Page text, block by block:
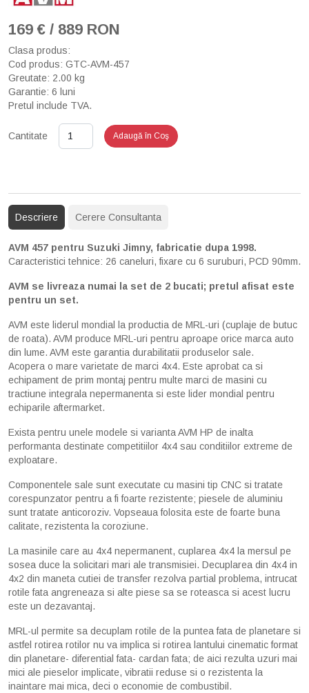
169 € / 889 RON
Clasa produs:
Cod produs: GTC-AVM-457
Greutate: 2.00 kg
Garantie: 6 luni
Pretul include TVA.
Cantitate Adaugă în Coş
Descriere Cerere Consultanta
AVM 457 pentru Suzuki Jimny, fabricatie dupa 1998.
Caracteristici tehnice: 26 caneluri, fixare cu 6 suruburi, PCD 90mm.
AVM se livreaza numai la set de 2 bucati; pretul afisat este
pentru un set.
AVM este liderul mondial la productia de MRL-uri (cuplaje de butuc
de roata). AVM produce MRL-uri pentru aproape orice marca auto
din lume. AVM este garantia durabilitatii produselor sale.
Acopera o mare varietate de marci 4x4. Este aprobat ca si
echipament de prim montaj pentru multe marci de masini cu
tractiune integrala nepermanenta si este lider mondial pentru
echiparile aftermarket.
Exista pentru unele modele si varianta AVM HP de inalta
performanta destinate competitiilor 4x4 sau conditiilor extreme de
exploatare.
Componentele sale sunt executate cu masini tip CNC si tratate
corespunzator pentru a fi foarte rezistente; piesele de aluminiu
sunt tratate anticoroziv. Vopseaua folosita este de foarte buna
calitate, rezistenta la coroziune.
La masinile care au 4x4 nepermanent, cuplarea 4x4 la mersul pe
sosea duce la solicitari mari ale transmisiei. Decuplarea din 4x4 in
4x2 din maneta cutiei de transfer rezolva partial problema, intrucat
rotile fata angreneaza si alte piese sa se roteasca si acest lucru
este un dezavantaj.
MRL-ul permite sa decuplam rotile de la puntea fata de planetare si
astfel rotirea rotilor nu va implica si rotirea lantului cinematic format
din planetare- diferential fata- cardan fata; de aici rezulta uzuri mai
mici ale pieselor implicate, vibratii reduse si o rezistenta la
inaintare mai mica, deci o economie de combustibil.